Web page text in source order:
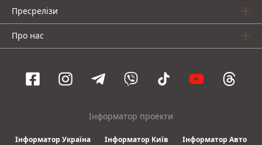
Пресрелізи
Про нас
Інформатор проекти
Інформатор Україна Інформатор Київ Інформатор Авто